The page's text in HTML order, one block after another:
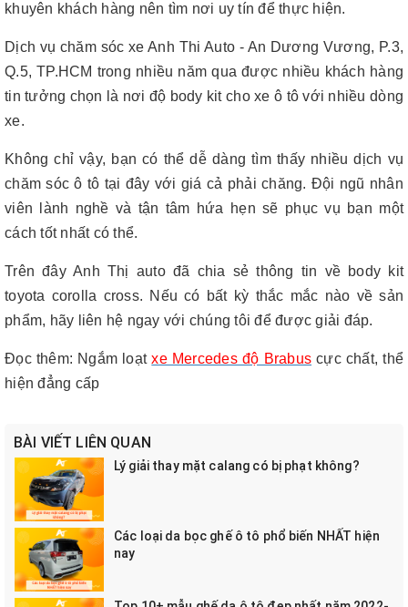
khuyên khách hàng nên tìm nơi uy tín để thực hiện.
Dịch vụ chăm sóc xe Anh Thi Auto - An Dương Vương, P.3,
Q.5, TP.HCM trong nhiều năm qua được nhiều khách hàng
tin tưởng chọn là nơi độ body kit cho xe ô tô với nhiều dòng
xe.
Không chỉ vậy, bạn có thể dễ dàng tìm thấy nhiều dịch vụ
chăm sóc ô tô tại đây với giá cả phải chăng. Đội ngũ nhân
viên lành nghề và tận tâm hứa hẹn sẽ phục vụ bạn một
cách tốt nhất có thể.
Trên đây Anh Thị auto đã chia sẻ thông tin về body kit
toyota corolla cross. Nếu có bất kỳ thắc mắc nào về sản
phẩm, hãy liên hệ ngay với chúng tôi để được giải đáp.
Đọc thêm: Ngắm loạtxe Mercedes độ Brabus cực chất, thể
hiện đẳng cấp
BÀI VIẾT LIÊN QUAN
Lý giải thay mặt calang có bị phạt không?
Các loại da bọc ghế ô tô phổ biến NHẤT hiện
nay